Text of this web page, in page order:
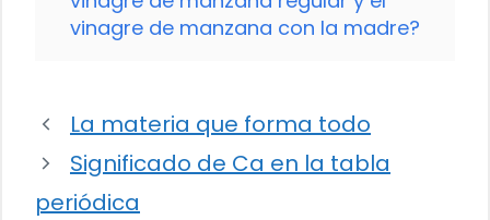
vinagre de manzana con la madre?
La materia que forma todo
Significado de Ca en la tabla
periódica